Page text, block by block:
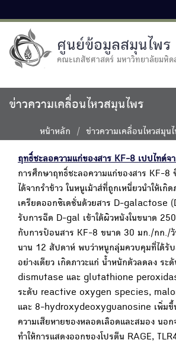
ศูนย์ข้อมูลสมุนไพร
คณะเภสัชศาสตร์ มหาวิทยาลัยมหิด
ข่าวความเคลื่อนไหวสมุนไพร
หน้าหลัก ข่าวความเคลื่อนไหวสมุน
ฤทธิ์ชะลอความแก่ของสาร KF-8 เปปไทด์จ
การศึกษาฤทธิ์ชะลอความแก่ของสาร KF-8
ได้จากรำข้าว ในหนูเม้าส์ที่ถูกเหนี่ยวนำให้เกิ
เครียดออกซิเดชั่นด้วยสาร D-galactose
รับการฉีด D-gal เข้าใต้ผิวหนังในขนาด
กับการป้อนสาร KF-8 ขนาด 30 มก./กก./
นาน 12 สัปดาห์ พบว่าหนูกลุ่มควบคุมที่ได้รั
อย่างเดียว เกิดภาวะแก่ น้ำหนักตัวลดลง ร
dismutase และ glutathione
ระดับ reactive oxygen species,
และ 8-hydroxydeoxyguanosine เพิ่มขึ้
ความเสียหายของหลอดเลือดและสมอง นอ
ทำให้การแสดงออกของโปรตีน RAGE,